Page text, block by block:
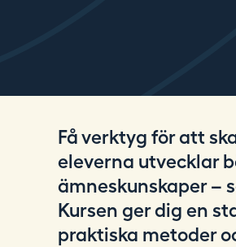
s
Få verktyg för att
eleverna utvecklar
ämneskunskaper –
Kursen ger dig en
praktiska metoder